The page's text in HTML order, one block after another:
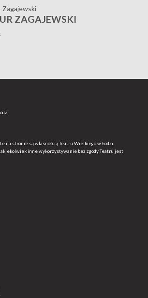
Zagajewski
ZAGAJEWSKI
na stronie są własnością Teatru Wielkiego w Łodzi.
inne wykorzystywanie bez zgody Teatru jest